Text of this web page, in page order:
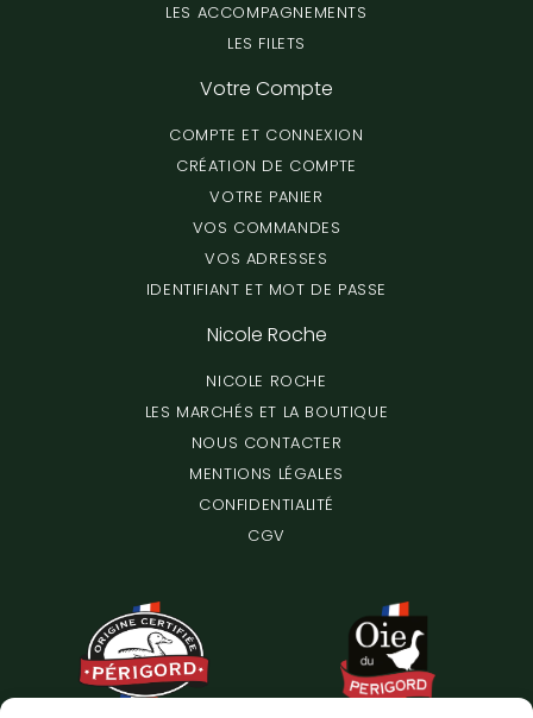
LES ACCOMPAGNEMENTS
LES FILETS
Votre Compte
COMPTE ET CONNEXION
CRÉATION DE COMPTE
VOTRE PANIER
VOS COMMANDES
VOS ADRESSES
IDENTIFIANT ET MOT DE PASSE
Nicole Roche
NICOLE ROCHE
LES MARCHÉS ET LA BOUTIQUE
NOUS CONTACTER
MENTIONS LÉGALES
CONFIDENTIALITÉ
CGV